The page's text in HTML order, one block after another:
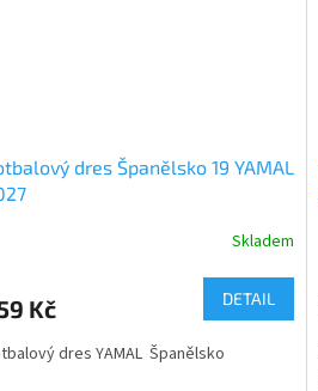
dres Španělsko 19 YAMAL
Skladem
Kč DETAIL
dres YAMAL Španělsko